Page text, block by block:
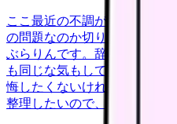
ここ最近の不調が、職場の環
の問題なのか切り分けられず
ぶらりんです。辞めれば楽に
も同じな気もして、決め手が
悔したくないけれど、このま
整理したいので、判断材料の